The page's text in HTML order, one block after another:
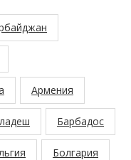
Армения
Барбадос
Болгария